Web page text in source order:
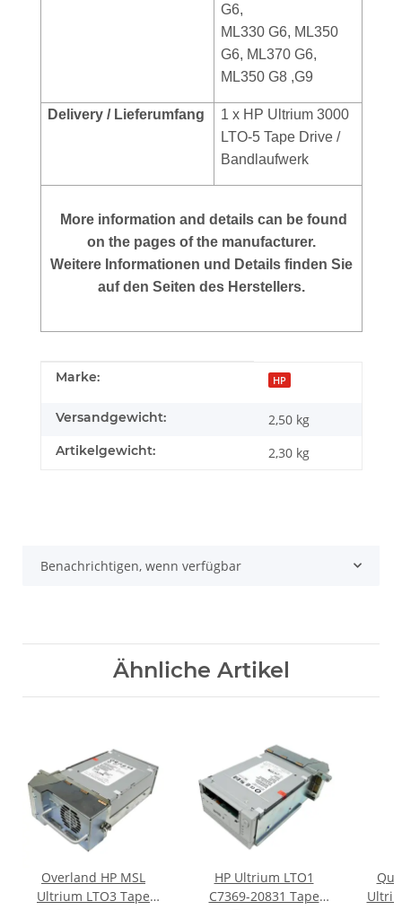
G6,
ML330 G6, ML350
G6, ML370 G6,
ML350 G8 ,G9
Delivery / Lieferumfang
1 x HP Ultrium 3000
LTO-5 Tape Drive /
Bandlaufwerk
Moreinformation and details can be found
on the pages of the manufacturer.
Weitere Informationen und Details finden Sie
auf den Seiten des Herstellers.
Produkteigenschaft
Wert
Marke: HP
Versandgewicht: 2,50 kg
Artikelgewicht: 2,30 kg
Benachrichtigen, wenn verfügbar
Ähnliche Artikel
Overland HP MSL
Ultrium LTO3 Tape
HP Ultrium LTO1
C7369-20831 Tape